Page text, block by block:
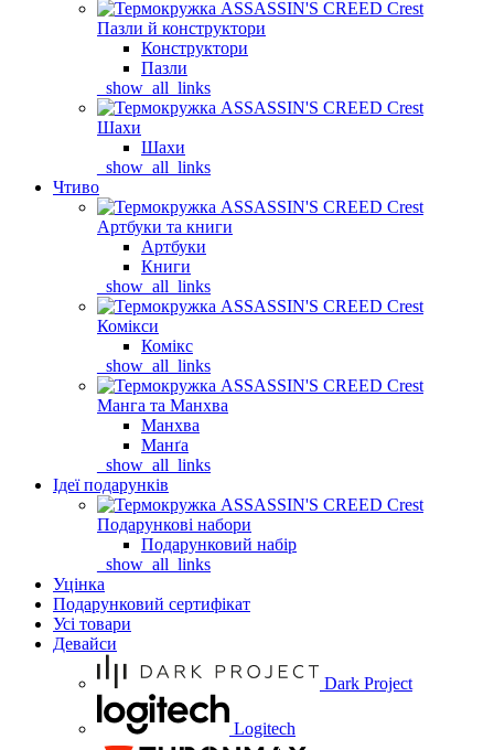
Пазли й конструктори
Конструктори
Пазли
_show_all_links
Шахи
Шахи
_show_all_links
Чтиво
Артбуки та книги
Артбуки
Книги
_show_all_links
Комікси
Комікс
_show_all_links
Манга та Манхва
Манхва
Манґа
_show_all_links
Ідеї подарунків
Подарункові набори
Подарунковий набір
_show_all_links
Уцінка
Подарунковий сертифікат
Усі товари
Девайси
Dark Project
Logitech